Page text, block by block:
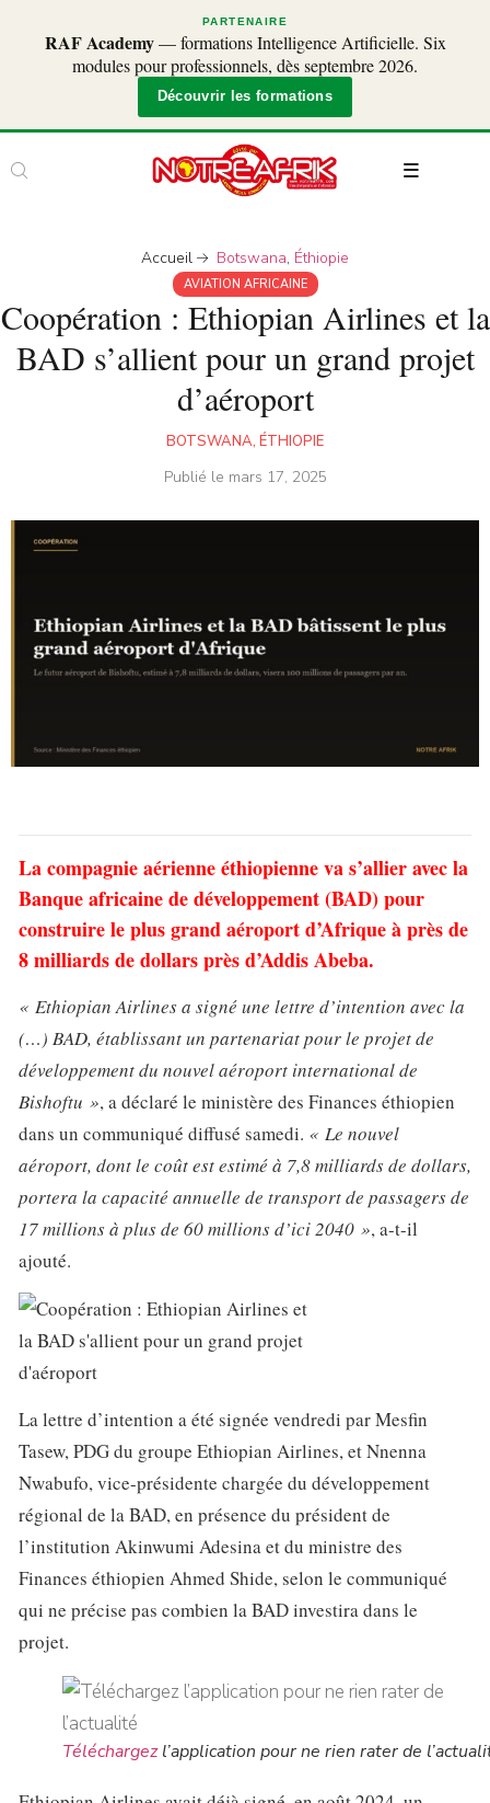
PARTENAIRE
RAF Academy— formations Intelligence Artificielle. Six
modules pour professionnels, dès septembre 2026.
Découvrir les formations
Accueil Botswana, Éthiopie
AVIATION AFRICAINE
Coopération : Ethiopian Airlines et la
BAD s’allient pour un grand projet
d’aéroport
BOTSWANA, ÉTHIOPIE
Publié le mars 17, 2025
La compagnie aérienne éthiopienne va s’allier avec la
Banque africaine de développement (BAD) pour
construire le plus grand aéroport d’Afrique à près de
8 milliards de dollars près d’Addis Abeba.
« Ethiopian Airlines a signé une lettre d’intention avec la
(…) BAD, établissant un partenariat pour le projet de
développement du nouvel aéroport international de
Bishoftu », a déclaré le ministère des Finances éthiopien
dans un communiqué diffusé samedi. « Le nouvel
aéroport, dont le coût est estimé à 7,8 milliards de dollars,
portera la capacité annuelle de transport de passagers de
17 millions à plus de 60 millions d’ici 2040 », a-t-il
ajouté.
La lettre d’intention a été signée vendredi par Mesfin
Tasew, PDG du groupe Ethiopian Airlines, et Nnenna
Nwabufo, vice-présidente chargée du développement
régional de la BAD, en présence du président de
l’institution Akinwumi Adesina et du ministre des
Finances éthiopien Ahmed Shide, selon le communiqué
qui ne précise pas combien la BAD investira dans le
projet.
Téléchargezl’application pour ne rien rater de